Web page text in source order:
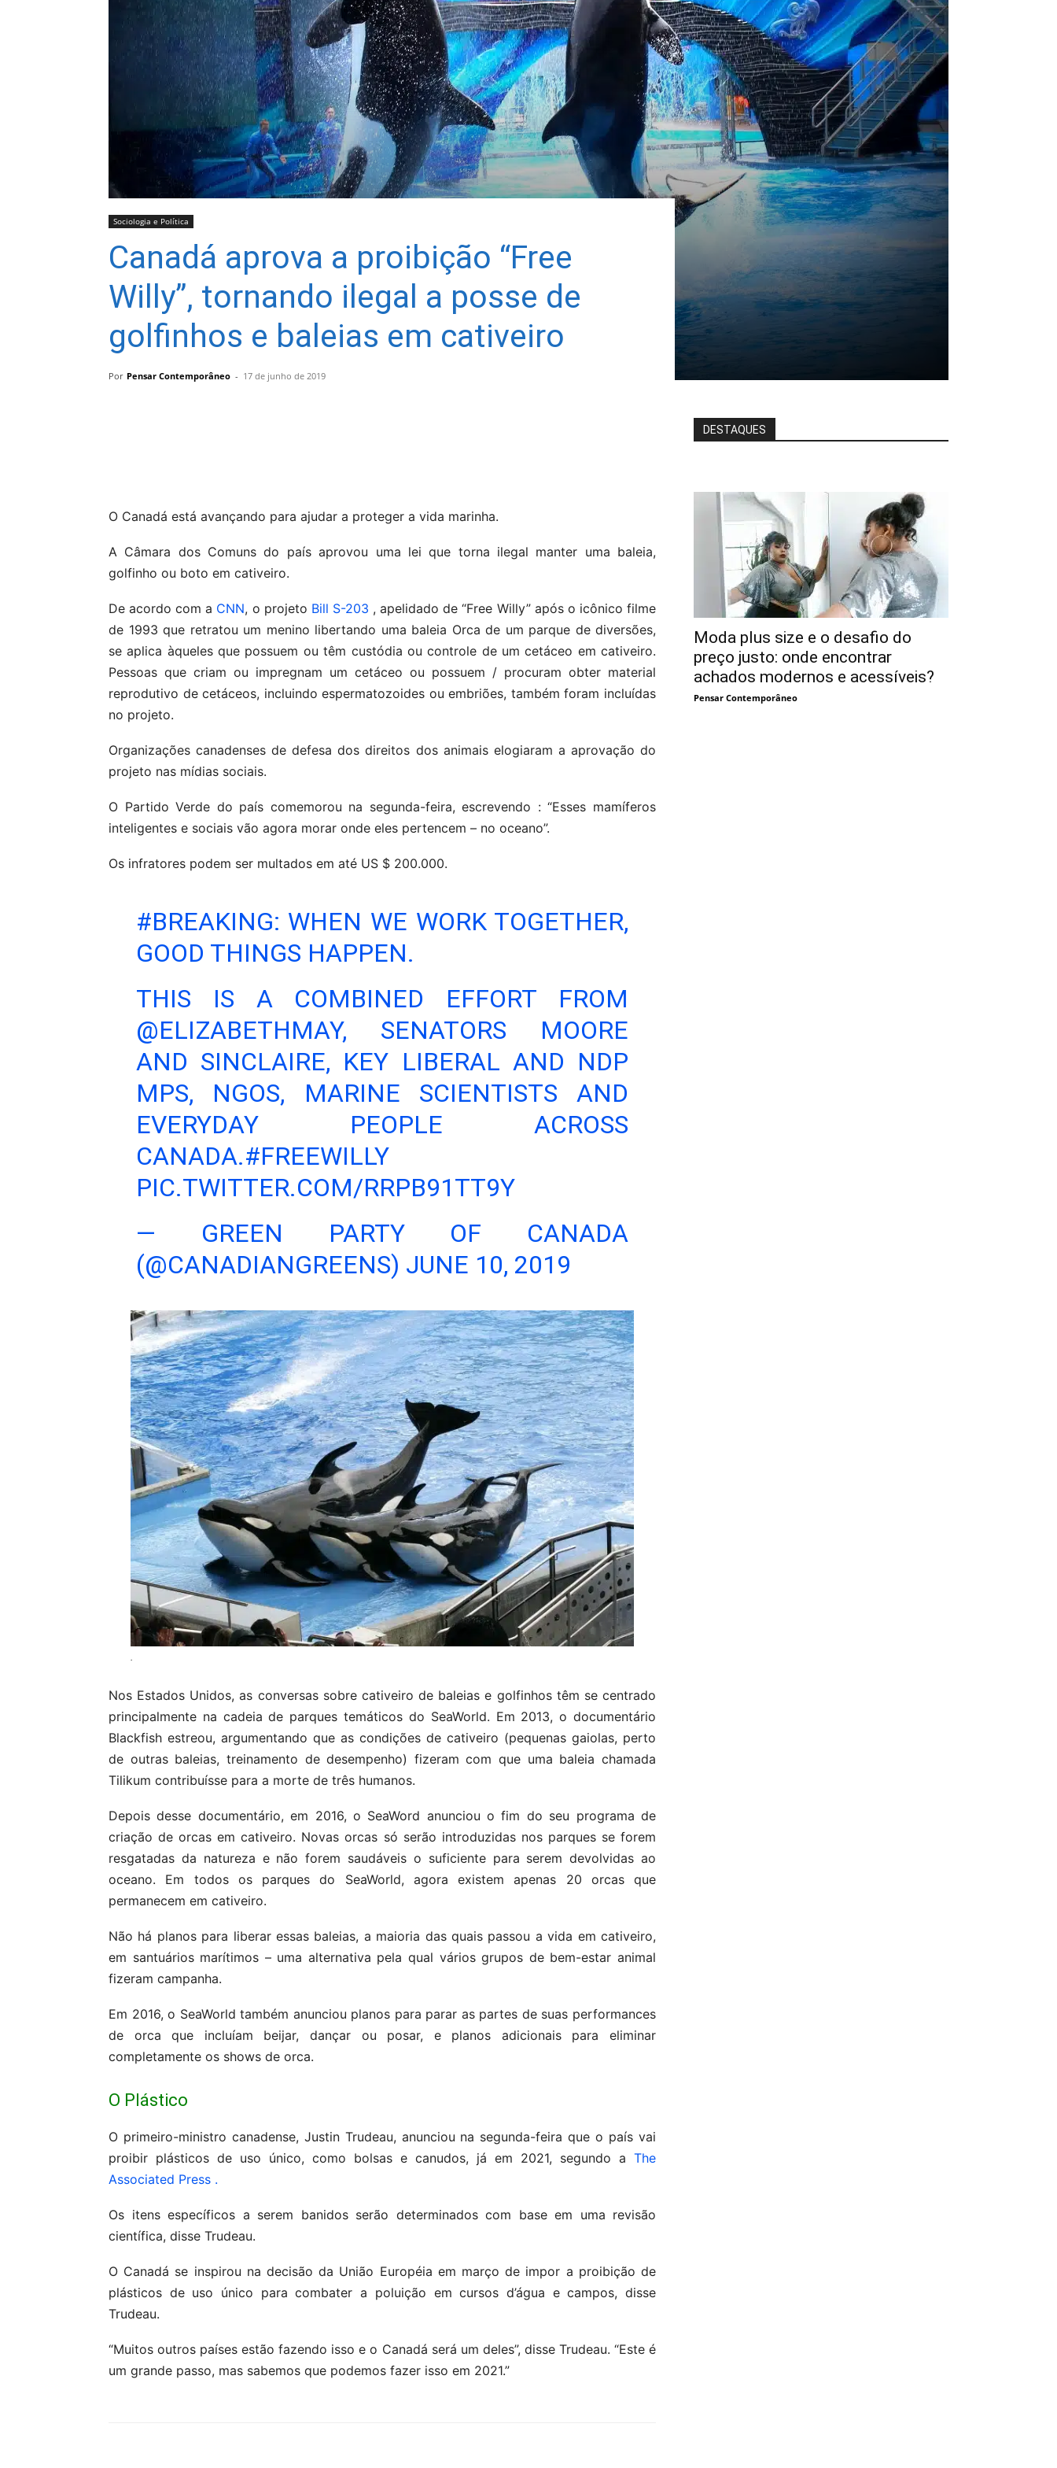
Sociologia e Política
Canadá aprova a proibição “Free
Willy”, tornando ilegal a posse de
golfinhos e baleias em cativeiro
Por Pensar Contemporâneo - 17 de junho de 2019
O Canadá está avançando para ajudar a proteger a vida marinha.
A Câmara dos Comuns do país aprovou uma lei que torna ilegal manter uma baleia,
golfinho ou boto em cativeiro.
De acordo com a CNN, o projeto Bill S-203 , apelidado de “Free Willy” após o icônico filme
de 1993 que retratou um menino libertando uma baleia Orca de um parque de diversões,
se aplica àqueles que possuem ou têm custódia ou controle de um cetáceo em cativeiro.
Pessoas que criam ou impregnam um cetáceo ou possuem / procuram obter material
reprodutivo de cetáceos, incluindo espermatozoides ou embriões, também foram incluídas
no projeto.
Organizações canadenses de defesa dos direitos dos animais elogiaram a aprovação do
projeto nas mídias sociais.
O Partido Verde do país comemorou na segunda-feira, escrevendo : “Esses mamíferos
inteligentes e sociais vão agora morar onde eles pertencem – no oceano”.
Os infratores podem ser multados em até US $ 200.000.
#BREAKING: WHEN WE WORK TOGETHER,
GOOD THINGS HAPPEN.
THIS IS A COMBINED EFFORT FROM
@ELIZABETHMAY, SENATORS MOORE
AND SINCLAIRE, KEY LIBERAL AND NDP
MPS, NGOS, MARINE SCIENTISTS AND
EVERYDAY PEOPLE ACROSS
CANADA.#FREEWILLY
PIC.TWITTER.COM/RRPB91TT9Y
— GREEN PARTY OF CANADA
(@CANADIANGREENS) JUNE 10, 2019
.
Nos Estados Unidos, as conversas sobre cativeiro de baleias e golfinhos têm se centrado
principalmente na cadeia de parques temáticos do SeaWorld. Em 2013, o documentário
Blackfish estreou, argumentando que as condições de cativeiro (pequenas gaiolas, perto
de outras baleias, treinamento de desempenho) fizeram com que uma baleia chamada
Tilikum contribuísse para a morte de três humanos.
Depois desse documentário, em 2016, o SeaWord anunciou o fim do seu programa de
criação de orcas em cativeiro. Novas orcas só serão introduzidas nos parques se forem
resgatadas da natureza e não forem saudáveis o suficiente para serem devolvidas ao
oceano. Em todos os parques do SeaWorld, agora existem apenas 20 orcas que
permanecem em cativeiro.
Não há planos para liberar essas baleias, a maioria das quais passou a vida em cativeiro,
em santuários marítimos – uma alternativa pela qual vários grupos de bem-estar animal
fizeram campanha.
Em 2016, o SeaWorld também anunciou planos para parar as partes de suas performances
de orca que incluíam beijar, dançar ou posar, e planos adicionais para eliminar
completamente os shows de orca.
O Plástico
O primeiro-ministro canadense, Justin Trudeau, anunciou na segunda-feira que o país vai
proibir plásticos de uso único, como bolsas e canudos, já em 2021, segundo a The
Associated Press .
Os itens específicos a serem banidos serão determinados com base em uma revisão
científica, disse Trudeau.
O Canadá se inspirou na decisão da União Européia em março de impor a proibição de
plásticos de uso único para combater a poluição em cursos d’água e campos, disse
Trudeau.
“Muitos outros países estão fazendo isso e o Canadá será um deles”, disse Trudeau. “Este é
um grande passo, mas sabemos que podemos fazer isso em 2021.”
DESTAQUES
Moda plus size e o desafio do
preço justo: onde encontrar
achados modernos e acessíveis?
Pensar Contemporâneo